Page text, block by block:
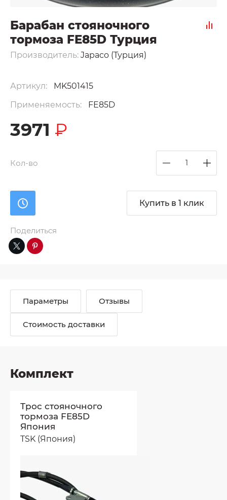
Барабан стояночного
тормоза FE85D Турция
Производитель: Japaco (Турция)
Артикул:
MK501415
Применяемость:
FE85D
3971 ₽
Кол-во
Купить в 1 клик
Поделиться
Параметры Отзывы
Стоимость доставки
Комплект
Трос стояночного
тормоза FE85D
Япония
TSK (Япония)